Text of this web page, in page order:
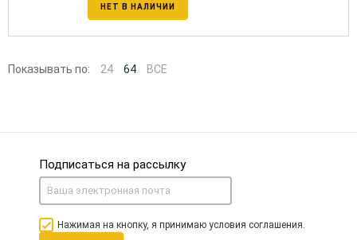
НЕТ В НАЛИЧИИ
Показывать по: 24 64 ВСЕ
Подписаться на рассылку
Нажимая на кнопку, я принимаю условия соглашения.